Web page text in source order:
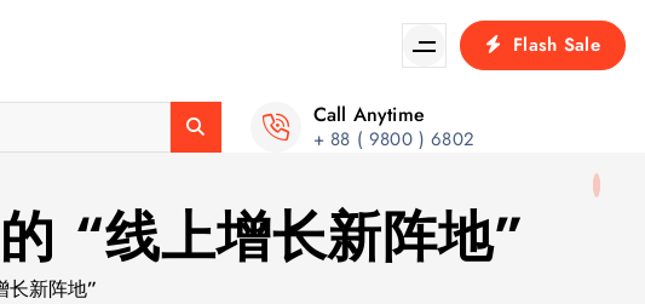
Flash Sale
Call Anytime
+ 88 ( 9800 ) 6802
“线上增长新阵地”
新阵地”